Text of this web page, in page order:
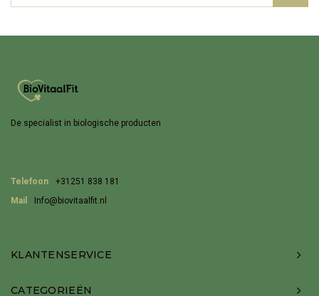
De specialist in biologische producten
Telefoon
+31251 838 181
Mail
Info@biovitaalfit.nl
KLANTENSERVICE
CATEGORIEËN